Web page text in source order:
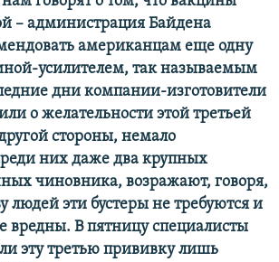
– администрация Байдена
американцам еще одну
усилителем, так называемым
дни компании-изготовители
о желательности этой третьей
стороны, немало
них даже два крупных
чиновника, возражают, говоря,
людей эти бустеры не требуются и
вредны. В пятницу специалисты
эту третью прививку лишь